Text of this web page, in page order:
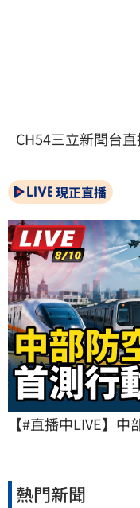
CH54三立新聞台
現正直播
【#直播中LIVE】
熱門新聞